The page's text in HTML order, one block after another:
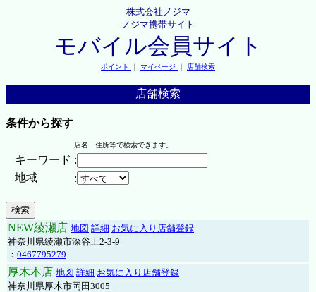
株式会社ノジマ
ノジマ携帯サイト
モバイル会員サイト
ポイント ｜ マイページ ｜ 店舗検索
店舗検索
条件から探す
店名、住所等で検索できます。
キーワード :
地域
:
NEW綾瀬店 地図 詳細 お気に入り店舗登録
神奈川県綾瀬市深谷上2-3-9
： 0467795279
厚木本店 地図 詳細 お気に入り店舗登録
神奈川県厚木市岡田3005